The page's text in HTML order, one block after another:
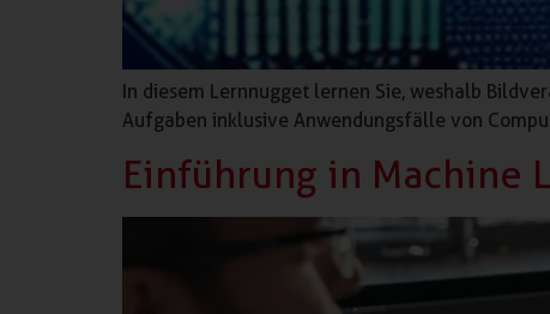
In diesem Lernnugget lernen Sie, weshalb
Aufgaben inklusive Anwendungsfälle von
Einführung in Machine